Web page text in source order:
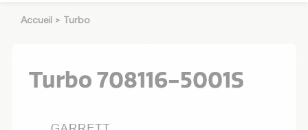
Accueil > Turbo
Turbo 708116-5001S